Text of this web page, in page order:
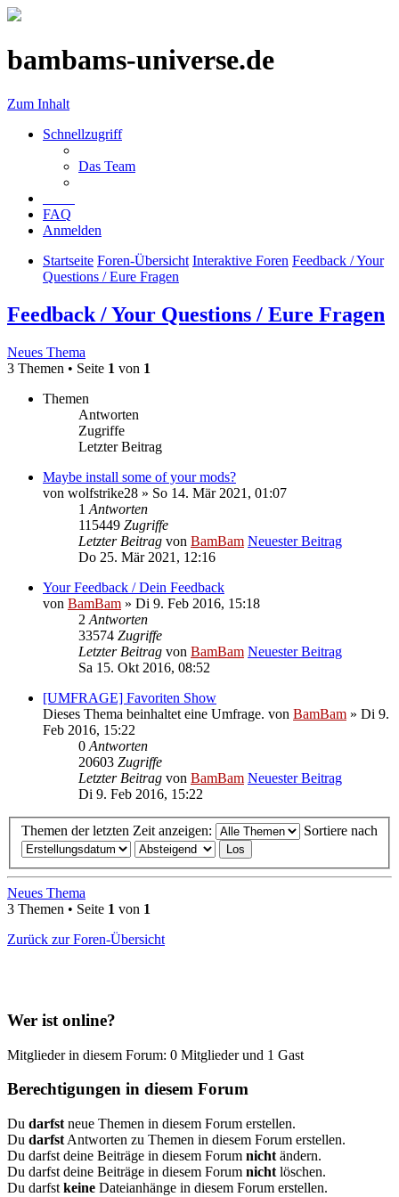
bambams-universe.de
Zum Inhalt
Schnellzugriff
Das Team
FAQ
Anmelden
Startseite Foren-Übersicht Interaktive Foren Feedback / Your
Questions / Eure Fragen
Feedback / Your Questions / Eure Fragen
Neues Thema
3 Themen • Seite 1 von 1
Themen
Antworten
Zugriffe
Letzter Beitrag
Maybe install some of your mods?
von wolfstrike28 » So 14. Mär 2021, 01:07
1 Antworten
115449 Zugriffe
Letzter Beitrag von BamBam Neuester Beitrag
Do 25. Mär 2021, 12:16
Your Feedback / Dein Feedback
von BamBam » Di 9. Feb 2016, 15:18
2 Antworten
33574 Zugriffe
Letzter Beitrag von BamBam Neuester Beitrag
Sa 15. Okt 2016, 08:52
[UMFRAGE] Favoriten Show
Dieses Thema beinhaltet eine Umfrage. von BamBam » Di 9.
Feb 2016, 15:22
0 Antworten
20603 Zugriffe
Letzter Beitrag von BamBam Neuester Beitrag
Di 9. Feb 2016, 15:22
Themen der letzten Zeit anzeigen: Sortiere nach
Neues Thema
3 Themen • Seite 1 von 1
Zurück zur Foren-Übersicht
Wer ist online?
Mitglieder in diesem Forum: 0 Mitglieder und 1 Gast
Berechtigungen in diesem Forum
Du darfst neue Themen in diesem Forum erstellen.
Du darfst Antworten zu Themen in diesem Forum erstellen.
Du darfst deine Beiträge in diesem Forum nicht ändern.
Du darfst deine Beiträge in diesem Forum nicht löschen.
Du darfst keine Dateianhänge in diesem Forum erstellen.